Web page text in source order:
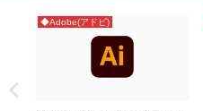
◆Adobe(アドビ)